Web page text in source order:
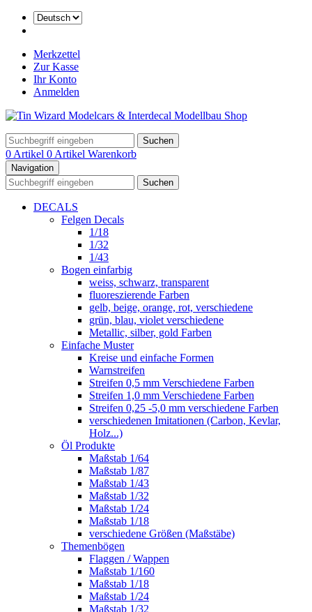
Merkzettel
Zur Kasse
Ihr Konto
Anmelden
Suchen
0 Artikel 0 Artikel Warenkorb
Navigation
Suchen
DECALS
Felgen Decals
1/18
1/32
1/43
Bogen einfarbig
weiss, schwarz, transparent
fluoreszierende Farben
gelb, beige, orange, rot, verschiedene
grün, blau, violet verschiedene
Metallic, silber, gold Farben
Einfache Muster
Kreise und einfache Formen
Warnstreifen
Streifen 0,5 mm Verschiedene Farben
Streifen 1,0 mm Verschiedene Farben
Streifen 0,25 -5,0 mm verschiedene Farben
verschiedenen Imitationen (Carbon, Kevlar,
Holz...)
Öl Produkte
Maßstab 1/64
Maßstab 1/87
Maßstab 1/43
Maßstab 1/32
Maßstab 1/24
Maßstab 1/18
verschiedene Größen (Maßstäbe)
Themenbögen
Flaggen / Wappen
Maßstab 1/160
Maßstab 1/18
Maßstab 1/24
Maßstab 1/32